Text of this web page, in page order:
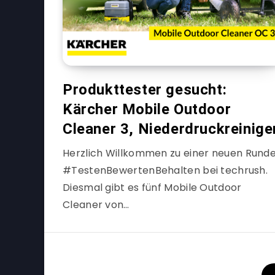
Produkttester gesucht:
Kärcher Mobile Outdoor
Cleaner 3,
Herzlich Willkommen zu einer neuen
#TestenBewertenBehalten bei techrush.
Diesmal gibt es fünf Mobile Outdoor
Cleaner von…